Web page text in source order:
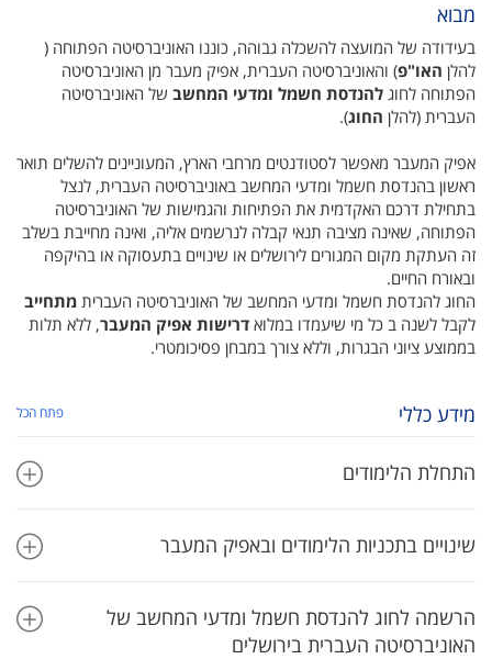
מבוא
בעידודה של המועצה להשכלה גבוהה, כוננו האוניברסיטה הפתוחה (
להלן האו"פ) והאוניברסיטה העברית, אפיק מעבר מן האוניברסיטה
הפתוחה לחוג להנדסת חשמל ומדעי המחשב של האוניברסיטה
העברית (להלן החוג).
אפיק המעבר מאפשר לסטודנטים מרחבי הארץ, המעוניינים להשלים תואר
ראשון בהנדסת חשמל ומדעי המחשב באוניברסיטה העברית, לנצל
בתחילת דרכם האקדמית את הפתיחות והגמישות של האוניברסיטה
הפתוחה, שאינה מציבה תנאי קבלה לנרשמים אליה, ואינה מחייבת בשלב
זה העתקת מקום המגורים לירושלים או שינויים בתעסוקה או בהיקפה
ובאורח החיים.
החוג להנדסת חשמל ומדעי המחשב של האוניברסיטה העברית מתחייב
לקבל לשנה ב כל מי שיעמדו במלוא דרישות אפיק המעבר, ללא תלות
בממוצע ציוני הבגרות, וללא צורך במבחן פסיכומטרי.
מידע כללי פתח הכל
התחלת הלימודים
שינויים בתכניות הלימודים ובאפיק המעבר
הרשמה לחוג להנדסת חשמל ומדעי המחשב של
האוניברסיטה העברית בירושלים